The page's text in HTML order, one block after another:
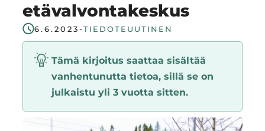
smooth
start
in
Tampere
Region
etävalvontakeskus
6.6.2023-TIEDOTE UUTINEN
Tämä kirjoitus saattaa sisältää
vanhentunutta tietoa, sillä se on
julkaistu yli 3 vuotta sitten.